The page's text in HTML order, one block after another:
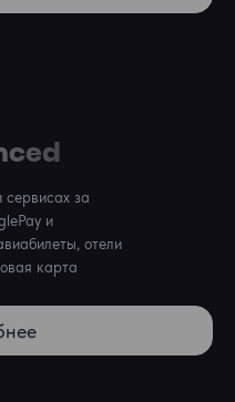
сервисах за
и
отели
карта